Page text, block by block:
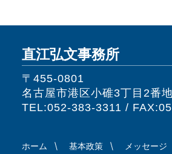
直江弘文事務所
〒455-0801
名古屋市港区小碓3丁目2番地
TEL:052-383-3311 /
ホーム 基本政策 メッセージ